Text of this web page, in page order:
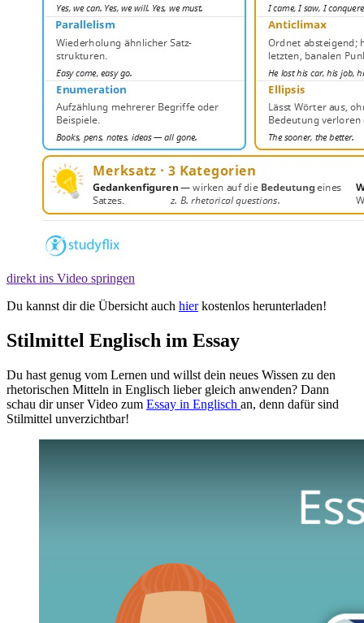
direkt ins Video springen
Du kannst dir die Übersicht auch hierkostenlos herunterladen!
Stilmittel Englisch im Essay
Du hast genug vom Lernen und willst dein neues Wissen zu den
rhetorischen Mitteln in Englisch lieber gleich anwenden? Dann
schau dir unser Video zum Essay in Englisch an, denn dafür sind
Stilmittel unverzichtbar!